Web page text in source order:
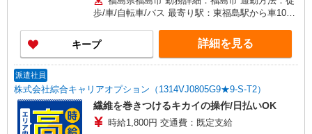
歩/車/自転車/バス 最寄り駅：東福島駅から車10分
分 ※バイク通勤不可
キープ 詳細を見る
派遣社員
株式会社綜合キャリアオプション（1314VJ0805G9★9-S-T2）
繊維を巻きつけるキカイの操作/日払いOK
時給1,800円 交通費：既定支給